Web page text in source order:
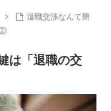
退職交渉なんて簡
②
は「退職の交